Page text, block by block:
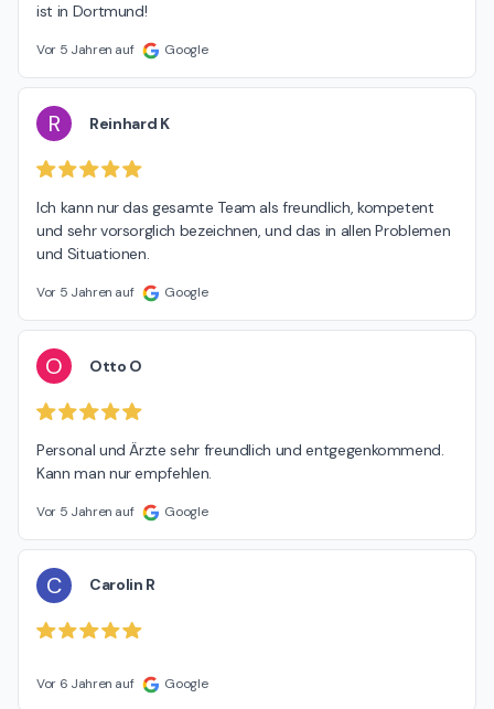
ist in Dortmund!
Vor 5 Jahren auf Google
R Reinhard K
Ich kann nur das gesamte Team als freundlich, kompetent
und sehr vorsorglich bezeichnen, und das in allen Problemen
und Situationen.
Vor 5 Jahren auf Google
O Otto O
Personal und Ärzte sehr freundlich und entgegenkommend.
Kann man nur empfehlen.
Vor 5 Jahren auf Google
C Carolin R
Vor 6 Jahren auf Google